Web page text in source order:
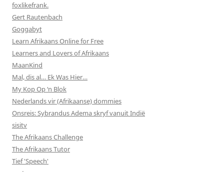
foxlikefrank.
Gert Rautenbach
Goggabyt
Learn Afrikaans Online for Free
Learners and Lovers of Afrikaans
MaanKind
Mal, dis al… Ek Was Hier…
My Kop Op ‘n Blok
Nederlands vir (Afrikaanse) dommies
Onsreis: Sybrandus Adema skryf vanuit Indië
sisitv
The Afrikaans Challenge
The Afrikaans Tutor
Tief 'Speech'